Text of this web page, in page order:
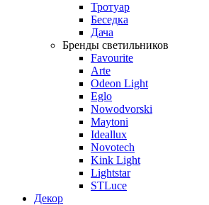
Тротуар
Беседка
Дача
Бренды светильников
Favourite
Arte
Odeon Light
Eglo
Nowodvorski
Maytoni
Ideallux
Novotech
Kink Light
Lightstar
STLuce
Декор